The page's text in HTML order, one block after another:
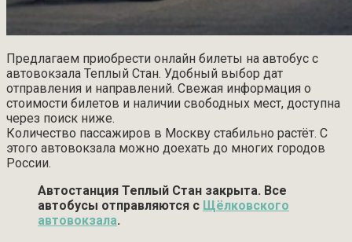
Предлагаем приобрести онлайн билеты на автобус с
автовокзала Теплый Стан. Удобный выбор дат
отправления и направлений. Свежая информация о
стоимости билетов и наличии свободных мест, доступна
через поиск ниже.
Количество пассажиров в Москву стабильно растёт. С
этого автовокзала можно доехать до многих городов
России.
Автостанция Теплый Стан закрыта. Все
автобусы отправляются с Щёлковского
автовокзала.